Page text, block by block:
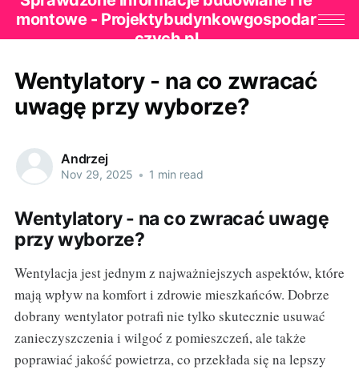
montowe - Projektybudynkowgospodar
czych.pl
Wentylatory - na co zwracać
uwagę przy wyborze?
Andrzej
Nov 29, 2025 • 1 min read
Wentylatory - na co zwracać uwagę
przy wyborze?
Wentylacja jest jednym z najważniejszych aspektów, które
mają wpływ na komfort i zdrowie mieszkańców. Dobrze
dobrany wentylator potrafi nie tylko skutecznie usuwać
zanieczyszczenia i wilgoć z pomieszczeń, ale także
poprawiać jakość powietrza, co przekłada się na lepszy